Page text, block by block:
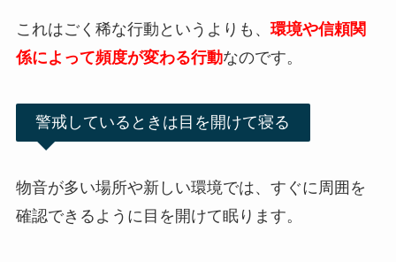
これはごく稀な行動というよりも、 環境や信頼関
係によって頻度が変わる行動なのです。
警戒しているときは目を開けて寝る
物音が多い場所や新しい環境では、すぐに周囲を
確認できるように目を開けて眠ります。